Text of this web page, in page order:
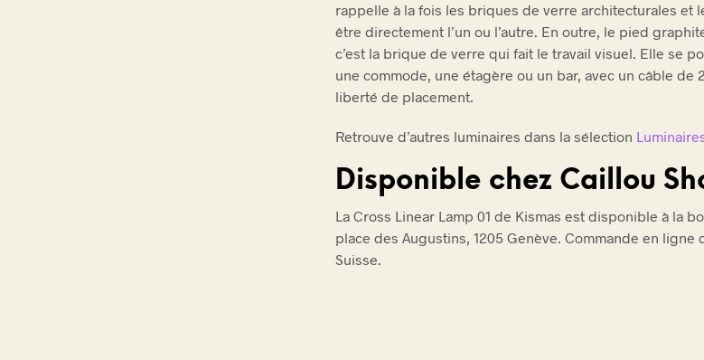
rappelle à la fois les briques de verre architecturales et
être directement l’un ou l’autre. En outre, le pied
c’est la brique de verre qui fait le travail visuel. Elle se
une commode, une étagère ou un bar, avec un câble de
liberté de placement.
Retrouve d’autres luminaires dans la sélection
Disponible chez Caillou
La Cross Linear Lamp 01 de Kismas est disponible à la
place des Augustins, 1205 Genève. Commande en
Suisse.